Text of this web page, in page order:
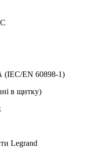
(IEC/EN 60898‑1)
в щитку)
Legrand